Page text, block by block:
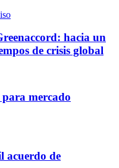
hacia un
de crisis global
mercado
acuerdo de